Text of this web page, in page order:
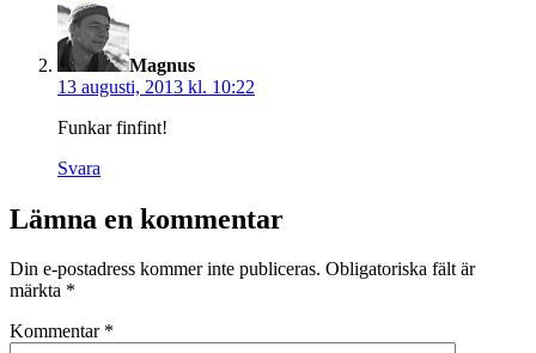
Magnus
13 augusti, 2013 kl. 10:22
Funkar finfint!
Svara
Lämna en kommentar
Din e-postadress kommer inte publiceras. Obligatoriska fält är
märkta *
Kommentar *